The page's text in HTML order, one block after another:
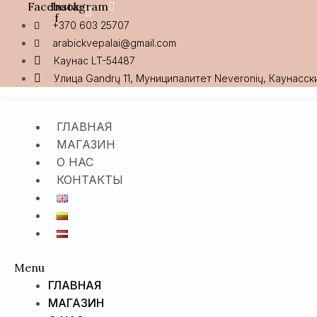
Перейти
содержимому
Facebook-
f
Instagram
+370 603 25707
arabickvepalai@gmail.com
Каунас LT-54487
Улица Gandrų 11, Муниципалитет Neveronių,
ГЛАВНАЯ
МАГАЗИН
О НАС
КОНТАКТЫ
Menu
ГЛАВНАЯ
МАГАЗИН
Количество
товара
Aurora
OMEGA,
EDP